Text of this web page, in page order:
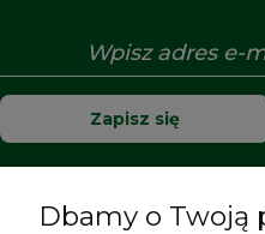
Zapisz się
Dbamy o Twoją